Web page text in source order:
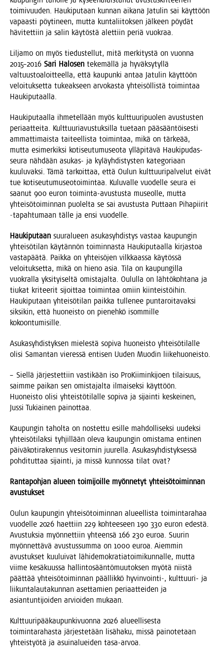
toi­mi­vuu­den. Hau­ki­pu­taan kun­nan aika­na Jatu­lin sai käyt­töön
vapaas­ti pöy­ti­neen, mut­ta kun­ta­lii­tok­sen jäl­keen pöy­dät
hävi­tet­tiin ja salin käy­tös­tä alet­tiin periä vuokraa.
Lil­ja­mo on myös tie­dus­tel­lut, mitä mer­ki­tys­tä on vuon­na
2015–2016 Sari Halo­sen teke­mäl­lä ja hyväk­sy­tyl­lä
val­tuus­toa­loit­teel­la, että kau­pun­ki antaa Jatu­lin käyt­töön
veloi­tuk­set­ta tukeak­seen arvo­kas­ta yhtei­söl­lis­tä toi­min­taa
Haukiputaalla.
Hau­ki­pu­taal­la ihme­tel­lään myös kult­tuu­ri­puo­len avus­tus­ten
peri­aat­tei­ta. Kult­tuu­ria­vus­tuk­sil­la tue­taan pää­sään­töi­ses­ti
ammat­ti­mais­ta tai­teel­lis­ta toi­min­taa, mikä on tär­ke­ää,
mut­ta esi­mer­kik­si koti­seu­tu­museo­ta yllä­pi­tä­vä Hau­ki­pu­das-
seu­ra näh­dään asu­kas- ja kyläyh­dis­tys­ten kate­go­ri­aan
kuu­lu­vak­si. Tämä tar­koit­taa, että Oulun kult­tuu­ri­pal­ve­lut eivät
tue koti­seu­tu­museo­toi­min­taa. Kulu­val­le vuo­del­le seu­ra ei
saa­nut 900 euron toi­min­ta-avus­tus­ta museol­le, mut­ta
yhtei­sö­toi­min­nan puo­lel­ta se sai avus­tus­ta Put­taan Piha­pii­rit
‑tapah­tu­maan täl­le ja ensi vuodelle.
Hau­ki­pu­taan suur­alu­een asu­ka­syh­dis­tys vas­taa kau­pun­gin
yhtei­sö­ti­lan käy­tän­nön toi­min­nas­ta Hau­ki­pu­taal­la kir­jas­toa
vas­ta­pää­tä. Paik­ka on yhtei­sö­jen vilk­kaas­sa käy­tös­sä
veloi­tuk­set­ta, mikä on hie­no asia. Tila on kau­pun­gil­la
vuo­kral­la yksi­tyi­sel­tä omis­ta­jal­ta. Oulul­la on läh­tö­koh­ta­na ja
tiu­kat kri­tee­rit sijoit­taa toi­min­taa omiin kiin­teis­töi­hin.
Hau­ki­pu­taan yhtei­sö­ti­lan paik­ka tul­le­nee pun­ta­roi­ta­vak­si
sik­si­kin, että huo­neis­to on pie­neh­kö isom­mil­le
kokoontumisille.
Asu­ka­syh­dis­tyk­sen mie­les­tä sopi­va huo­neis­to yhtei­sö­ti­lal­le
oli­si Saman­tan vie­res­sä enti­sen Uuden Muo­din liikehuoneisto.
– Siel­lä jär­jes­tet­tiin vas­ti­kään iso Pro­Kii­min­ki­joen tilai­suus,
saim­me pai­kan sen omis­ta­jal­ta ilmai­sek­si käyt­töön.
Huo­neis­to oli­si yhteis­tö­ti­lal­le sopi­va ja sijain­ti kes­kei­nen,
Jus­si Tukiai­nen painottaa.
Kau­pun­gin tahol­ta on nos­tet­tu esil­le mah­dol­li­sek­si uudek­si
yhtei­sö­ti­lak­si tyh­jil­lään ole­va kau­pun­gin omis­ta­ma enti­nen
päi­vä­ko­ti­ra­ken­nus vesi­tor­nin juu­rel­la. Asu­ka­syh­dis­tyk­ses­sä
poh­di­tut­taa sijain­ti, ja mis­sä kun­nos­sa tilat ovat?
Ran­ta­poh­jan alu­een toi­mi­joil­le myön­ne­tyt yhtei­sö­toi­min­nan
avustukset
Oulun kau­pun­gin yhtei­sö­toi­min­nan alu­eel­lis­ta toi­min­ta­ra­haa
vuo­del­le 2026 haet­tiin 229 koh­tee­seen 190 330 euron edes­tä.
Avus­tuk­sia myön­net­tiin yhteen­sä 166 230 euroa. Suu­rin
myön­net­tä­vä avus­tus­sum­ma on 1000 euroa. Aiem­min
avus­tuk­set kuu­lui­vat lähi­de­mo­kra­tia­toi­mi­kun­nal­le, mut­ta
vii­me kesä­kuus­sa hal­lin­to­sään­tö­muu­tok­sen myö­tä niis­tä
päät­tää yhtei­sö­toi­min­nan pääl­lik­kö hyvinvointi‑, kult­tuu­ri- ja
lii­kun­ta­lau­ta­kun­nan aset­ta­mien peri­aat­tei­den ja
asian­tun­ti­joi­den arvioi­den mukaan.
Kult­tuu­ri­pää­kau­pun­ki­vuon­na 2026 alu­eel­li­ses­ta
toi­min­ta­ra­has­ta jär­jes­te­tään lisä­ha­ku, mis­sä pai­no­te­taan
yhteis­työ­tä ja asui­na­luei­den tasa-arvoa.